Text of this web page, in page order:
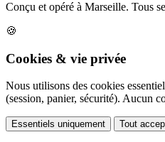
Conçu et opéré à Marseille. Tous
🍪
Cookies & vie privée
Nous utilisons des cookies
(session, panier, sécurité). Aucun
Essentiels uniquement Tout